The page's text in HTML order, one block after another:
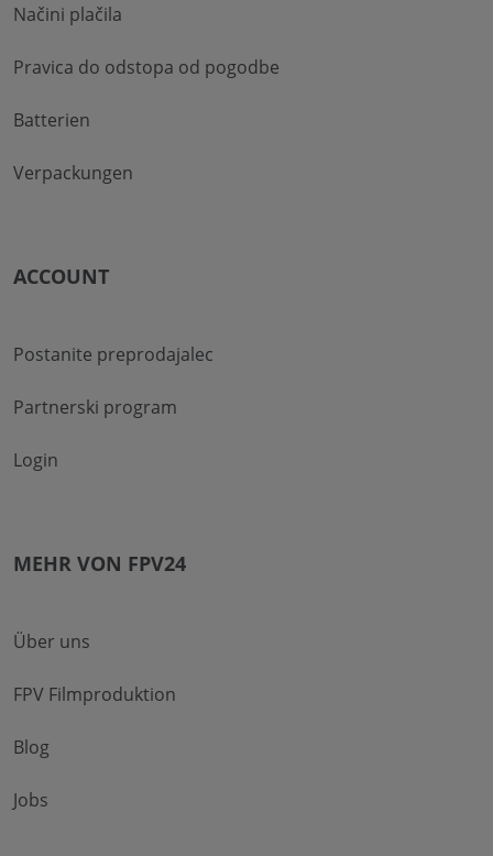
Načini plačila
Pravica do odstopa od pogodbe
Batterien
Verpackungen
ACCOUNT
Postanite preprodajalec
Partnerski program
Login
MEHR VON FPV24
Über uns
FPV Filmproduktion
Blog
Jobs